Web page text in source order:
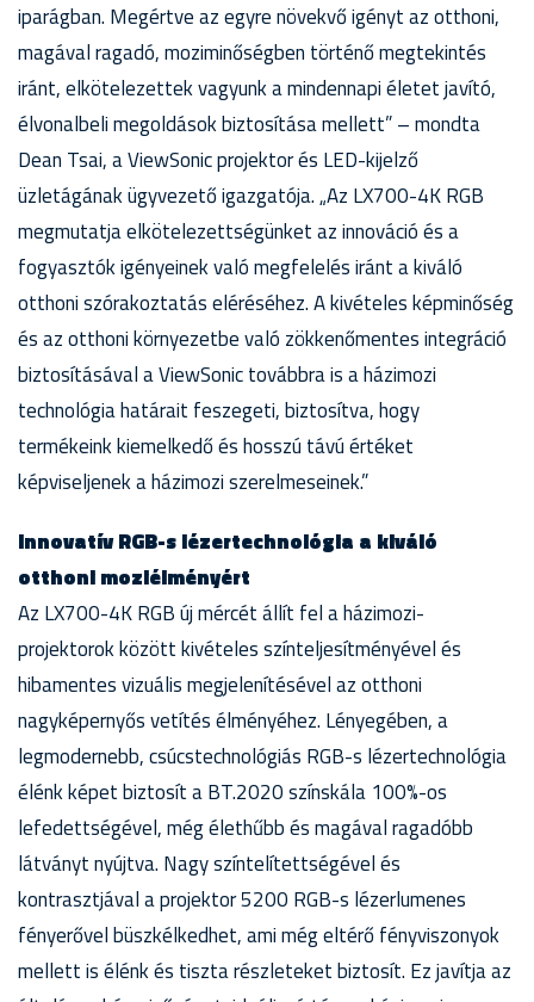
iparágban. Megértve az egyre növekvő igényt az otthoni,
magával ragadó, moziminőségben történő megtekintés
iránt, elkötelezettek vagyunk a mindennapi életet javító,
élvonalbeli megoldások biztosítása mellett” – mondta
Dean Tsai, a ViewSonic projektor és LED-kijelző
üzletágának ügyvezető igazgatója. „Az LX700-4K RGB
megmutatja elkötelezettségünket az innováció és a
fogyasztók igényeinek való megfelelés iránt a kiváló
otthoni szórakoztatás eléréséhez. A kivételes képminőség
és az otthoni környezetbe való zökkenőmentes integráció
biztosításával a ViewSonic továbbra is a házimozi
technológia határait feszegeti, biztosítva, hogy
termékeink kiemelkedő és hosszú távú értéket
képviseljenek a házimozi szerelmeseinek.”
Innovatív RGB-s lézertechnológia a kiváló
otthoni moziélményért
Az LX700-4K RGB új mércét állít fel a házimozi-
projektorok között kivételes színteljesítményével és
hibamentes vizuális megjelenítésével az otthoni
nagyképernyős vetítés élményéhez. Lényegében, a
legmodernebb, csúcstechnológiás RGB-s lézertechnológia
élénk képet biztosít a BT.2020 színskála 100%-os
lefedettségével, még élethűbb és magával ragadóbb
látványt nyújtva. Nagy színtelítettségével és
kontrasztjával a projektor 5200 RGB-s lézerlumenes
fényerővel büszkélkedhet, ami még eltérő fényviszonyok
mellett is élénk és tiszta részleteket biztosít. Ez javítja az